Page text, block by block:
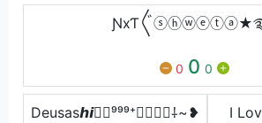
ƝxƬ〲
0 0 0
Deusas𝙝𝙞𝙩⃟⁹⁹⁹⁺𝑯𝒀𝑷𝑬⸸~❥ I